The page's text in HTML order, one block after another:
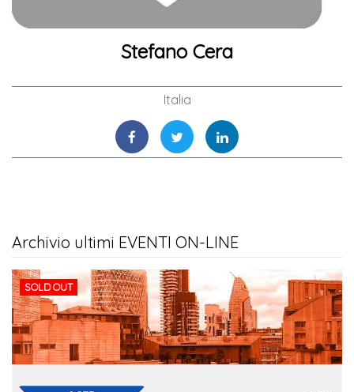
Stefano Cera
Italia
Archivio ultimi EVENTI ON-LINE
SOLD OUT